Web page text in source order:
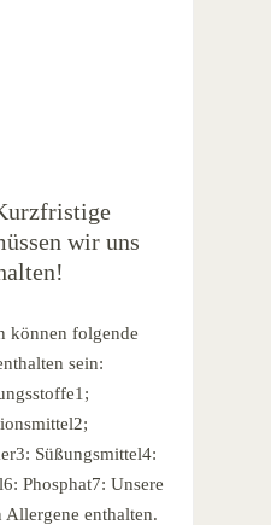
wir uns
können folgende
sein:
Süßungsmittel4:
Phosphat7: Unsere
enthalten.